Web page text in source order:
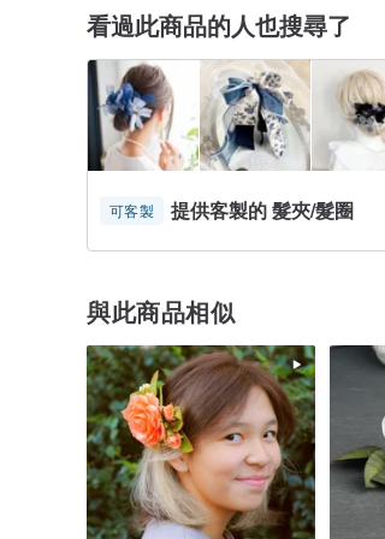
看過此商品的人也搜尋了
可客製 提供客製的 髮夾/髮圈
與此商品相似